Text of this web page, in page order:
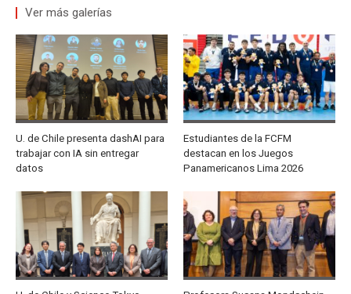
Ver más galerías
U. de Chile presenta dashAI para
trabajar con IA sin entregar
datos
Estudiantes de la FCFM
destacan en los Juegos
Panamericanos Lima 2026